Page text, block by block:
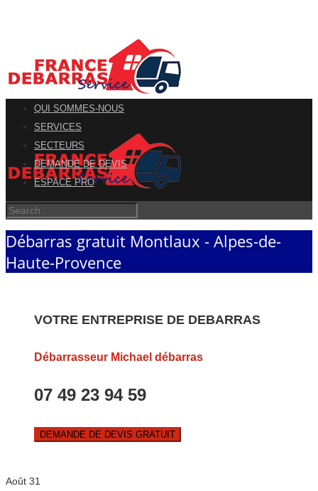
QUI SOMMES-NOUS
SERVICES
SECTEURS
DEMANDE DE DEVIS
ESPACE PRO
Débarras gratuit Montlaux - Alpes-de-
Haute-Provence
VOTRE ENTREPRISE DE DEBARRAS
Débarrasseur Michael débarras
07 49 23 94 59
DEMANDE DE DEVIS GRATUIT
Août 31